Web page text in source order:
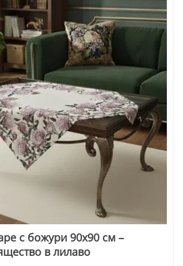
с божури 90x90 см –
в лилаво